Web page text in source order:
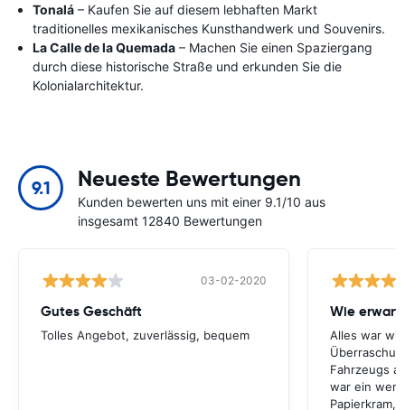
Tonalá – Kaufen Sie auf diesem lebhaften Markt
traditionelles mexikanisches Kunsthandwerk und Souvenirs.
La Calle de la Quemada – Machen Sie einen Spaziergang
durch diese historische Straße und erkunden Sie die
Kolonialarchitektur.
9.1 Neueste Bewertungen
Kunden bewerten uns mit einer 9.1/10 aus
insgesamt 12840 Bewertungen
03-02-2020
Gutes Geschäft
Tolles Angebot, zuverlässig, bequem
Wie
Alles war
Fahrzeugs
war ein
Papierkram,